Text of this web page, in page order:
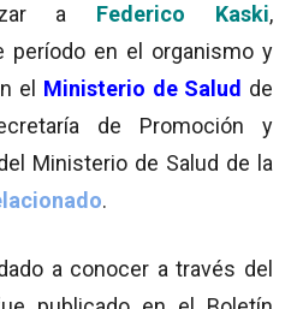
a Federico Kaski,
período en el organismo y
el Ministerio de Salud de
de Promoción y
Ministerio de Salud de la
.
a conocer a través del